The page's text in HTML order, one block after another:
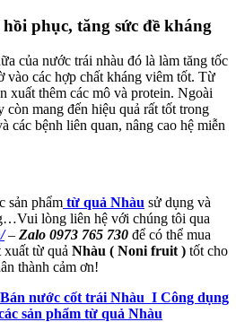
phục, tăng sức đề kháng
của nước trái nhàu đó là làm tăng tốc
vào các hợp chất kháng viêm tốt. Từ
xuất thêm các mô và protein. Ngoài
mang đến hiệu quả rất tốt trong
các bệnh liên quan, nâng cao hệ miễn
sản phẩm từ quả Nhàu sử dụng và
lòng liên hệ với chúng tôi qua
– Zalo 0973 765 730 để có thể mua
xuất từ quả Nhàu ( Noni fruit ) tốt cho
thành cảm ơn!
nước cốt trái Nhàu I Công dụng
sản phẩm từ quả Nhàu